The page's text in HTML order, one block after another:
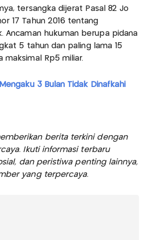
tersangka dijerat Pasal 82 Jo
17 Tahun 2016 tentang
Ancaman hukuman berupa pidana
5 tahun dan paling lama 15
maksimal Rp5 miliar.
3 Bulan Tidak Dinafkahi
berita terkini dengan
Ikuti informasi terbaru
dan peristiwa penting lainnya,
yang terpercaya.